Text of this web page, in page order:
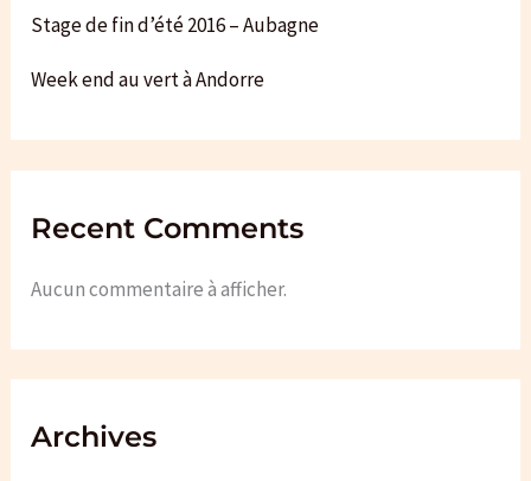
Stage de fin d’été 2016 – Aubagne
Week end au vert à Andorre
Recent Comments
Aucun commentaire à afficher.
Archives